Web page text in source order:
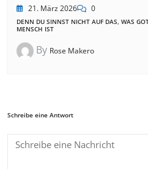
21. März 2026 0
DENN DU SINNST NICHT AUF DAS, WAS
MENSCH IST
By Rose Makero
Schreibe eine Antwort